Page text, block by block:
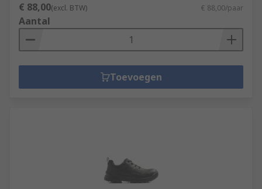
€ 88,00(excl. BTW) € 88,00/paar
Aantal
Toevoegen